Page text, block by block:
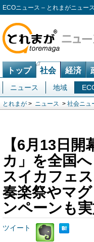
ECOニュース – とれまがニュース
トップ 社会 経済
ニュース 地域
とれまが > ニュース > 社会ニュ
【6月13日
カ」を全国
スイカフェ
奏楽祭やマ
ンペーンも
ツイート